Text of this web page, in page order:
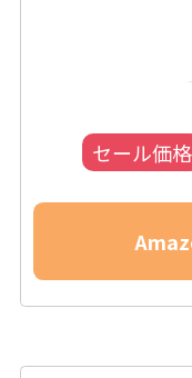
セール価格